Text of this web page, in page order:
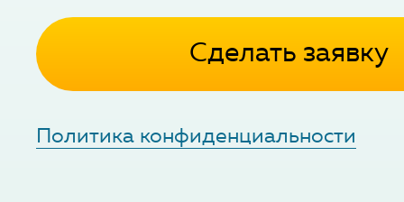
Сделать заявку
Политика конфиденциальности